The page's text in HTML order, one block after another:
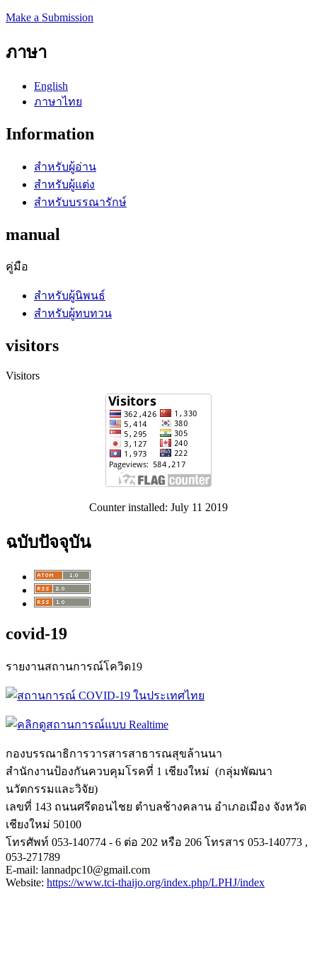
Make a Submission
ภาษา
English
ภาษาไทย
Information
สำหรับผู้อ่าน
สำหรับผู้แต่ง
สำหรับบรรณารักษ์
manual
คู่มือ
สำหรับผู้นิพนธ์
สำหรับผู้ทบทวน
visitors
Visitors
Counter installed: July 11 2019
ฉบับปัจจุบัน
covid-19
รายงานสถานการณ์โควิด19
กองบรรณาธิการวารสารสาธารณสุขล้านนา
สำนักงานป้องกันควบคุมโรคที่ 1 เชียงใหม่ (กลุ่มพัฒนา
นวัตกรรมและวิจัย)
เลขที่ 143 ถนนศรีดอนไชย ตำบลช้างคลาน อำเภอเมือง จังหวัด
เชียงใหม่ 50100
โทรศัพท์ 053-140774 - 6 ต่อ 202 หรือ 206 โทรสาร 053-140773 ,
053-271789
E-mail: lannadpc10@gmail.com
Website: https://www.tci-thaijo.org/index.php/LPHJ/index